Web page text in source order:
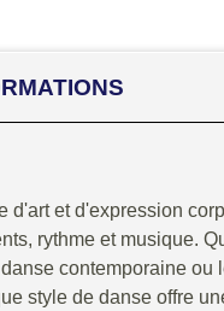
d'art et d'expression
rythme et musique.
contemporaine ou
style de danse offre